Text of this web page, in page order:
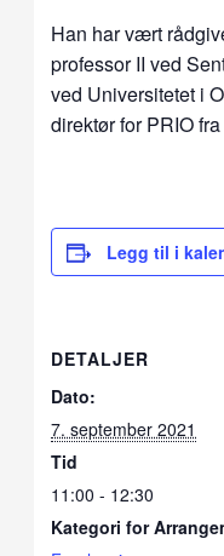
Han har vært
professor II ved
ved Universitetet i
direktør for PRIO
Legg til i
DETALJER
Dato:
7. september 2021
Tid
11:00 - 12:30
Kategori for